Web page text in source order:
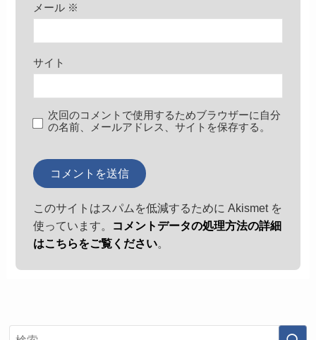
メール ※
サイト
次回のコメントで使用するためブラウザーに自分
の名前、メールアドレス、サイトを保存する。
このサイトはスパムを低減するために Akismet を
使っています。
コメントデータの処理方法の詳細
はこちらをご覧ください。